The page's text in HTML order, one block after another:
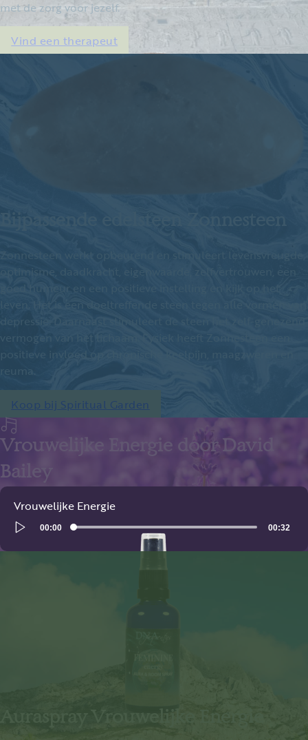
met de zorg voor jezelf.
Vind een therapeut
Koop bij Spiritual Garden
Vrouwelijke Energie door David
Bailey
Vrouwelijke Energie
Audio
Player
00:00 00:32